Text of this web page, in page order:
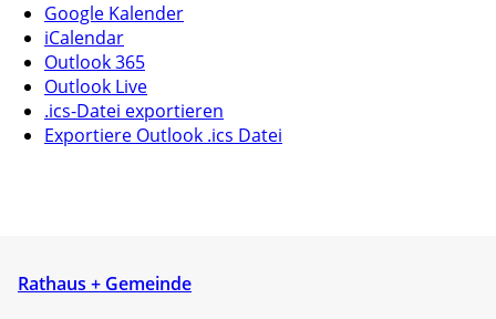
Google Kalender
iCalendar
Outlook 365
Outlook Live
.ics-Datei exportieren
Exportiere Outlook .ics Datei
Rathaus + Gemeinde